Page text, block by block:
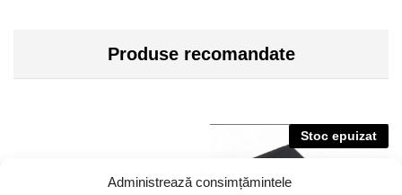
Administrează consimțămintele
Produse recomandate
Stoc epuizat